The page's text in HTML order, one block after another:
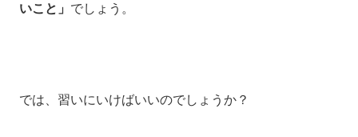
いこと」 でしょう。
では、習いにいけばいいのでしょうか？